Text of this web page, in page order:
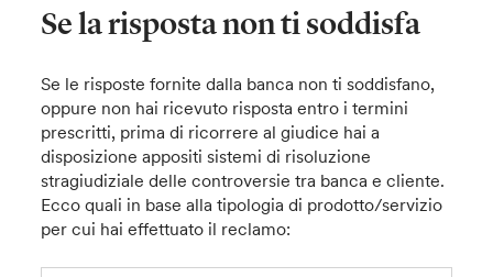
Se la risposta non ti soddisfa
Se le risposte fornite dalla banca non ti soddisfano,
oppure non hai ricevuto risposta entro i termini
prescritti, prima di ricorrere al giudice hai a
disposizione appositi sistemi di risoluzione
stragiudiziale delle controversie tra banca e cliente.
Ecco quali in base alla tipologia di prodotto/servizio
per cui hai effettuato il reclamo: